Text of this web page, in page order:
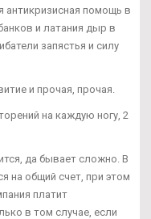
помощь в
и латания дыр в
запястья и силу
и прочая, прочая.
на каждую ногу, 2
да бывает сложно. В
на общий счет, при этом
платит
в том случае, если